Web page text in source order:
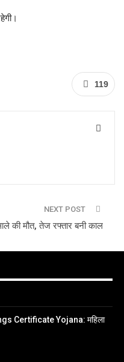
119
NEXT POST
की मौत, तेज रफ्तार बनी काल
Certificate Yojana: महिला